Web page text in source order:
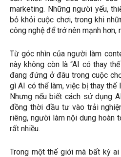
marketing. Những người yếu,
bỏ khỏi cuộc chơi, trong khi
công nghệ để trở nên mạnh hơn,
Từ góc nhìn của người làm
này không còn là “AI có thay
đang đứng ở đâu trong cuộc
gì AI có thể làm, việc bị thay thế
Nhưng nếu biết cách sử dụng
đồng thời đầu tư vào trải
riêng, người làm nội dung hoàn
rất nhiều.
Trong một thế giới mà bất kỳ